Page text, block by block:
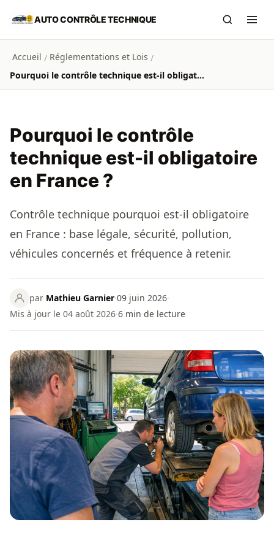
Aller au contenu principal
AUTO CONTRÔLE TECHNIQUE
Accueil / Réglementations et Lois /
Pourquoi le contrôle technique est-il obligatoire en France ?
Pourquoi le contrôle
technique est-il obligatoire
en France ?
Contrôle technique pourquoi est-il obligatoire
en France : base légale, sécurité, pollution,
véhicules concernés et fréquence à retenir.
par Mathieu Garnier·09 juin 2026·
Mis à jour le 04 août 2026·6 min de lecture